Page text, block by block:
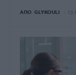
ΑΠΌ GLYKOULI 13